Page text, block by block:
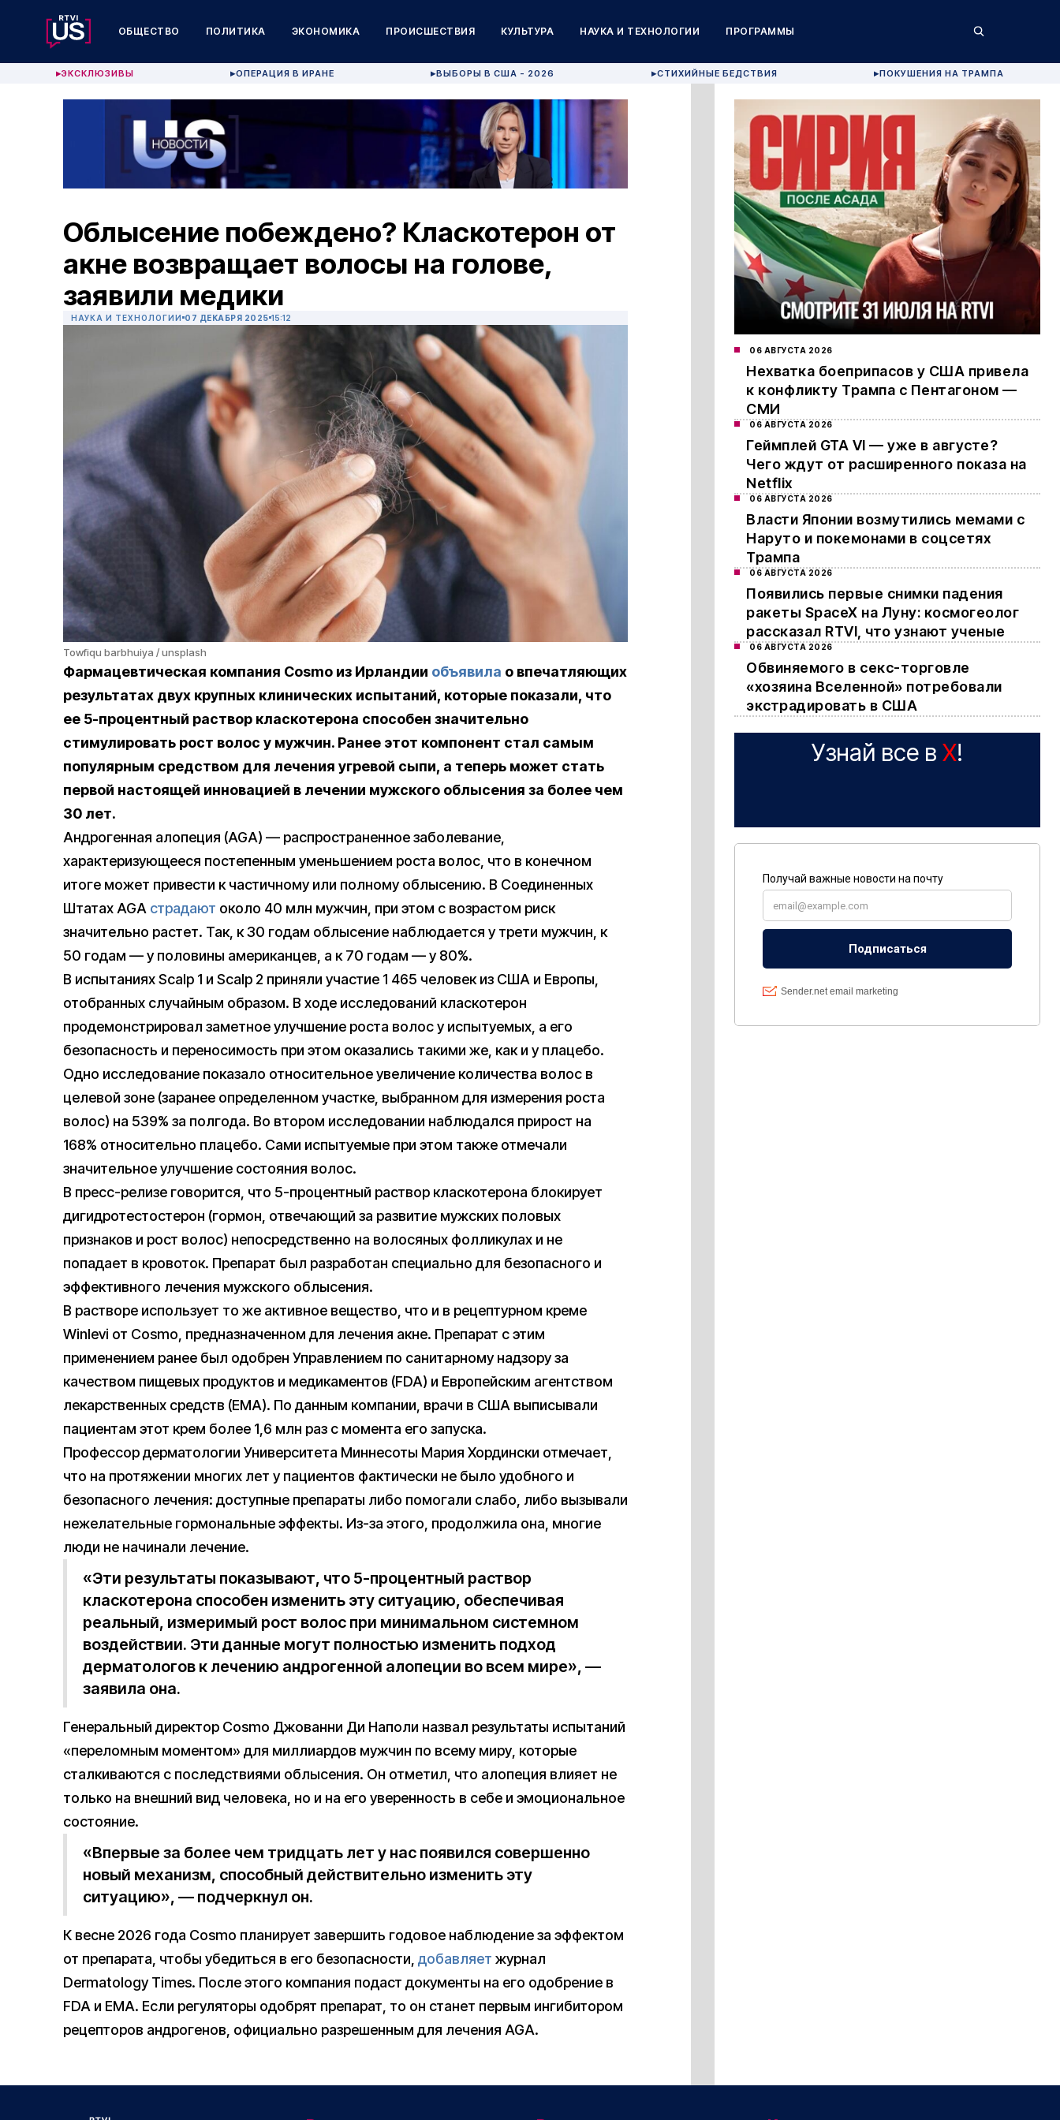
ОБЩЕСТВО ПОЛИТИКА ЭКОНОМИКА ПРОИСШЕСТВИЯ КУЛЬТУРА НАУКА И ТЕХНОЛОГИИ ПРОГРАММЫ
▶ЭКСКЛЮЗИВЫ ▶ОПЕРАЦИЯ В ИРАНЕ ▶ВЫБОРЫ В США - 2026 ▶СТИХИЙНЫЕ БЕДСТВИЯ ▶ПОКУШЕНИЯ НА ТРАМПА
Облысение побеждено? Класкотерон от
акне возвращает волосы на голове,
заявили медики
НАУКА И ТЕХНОЛОГИИ 07 ДЕКАБРЯ 2025 15:12
Towfiqu barbhuiya / unsplash
Фармацевтическая компания Cosmo из Ирландии объявила о впечатляющих
результатах двух крупных клинических испытаний, которые показали, что
ее 5-процентный раствор класкотерона способен значительно
стимулировать рост волос у мужчин. Ранее этот компонент стал самым
популярным средством для лечения угревой сыпи, а теперь может стать
первой настоящей инновацией в лечении мужского облысения за более чем
30 лет.
Андрогенная алопеция (AGA) — распространенное заболевание,
характеризующееся постепенным уменьшением роста волос, что в конечном
итоге может привести к частичному или полному облысению. В Соединенных
Штатах AGA страдают около 40 млн мужчин, при этом с возрастом риск
значительно растет. Так, к 30 годам облысение наблюдается у трети мужчин, к
50 годам — у половины американцев, а к 70 годам — у 80%.
В испытаниях Scalp 1 и Scalp 2 приняли участие 1 465 человек из США и Европы,
отобранных случайным образом. В ходе исследований класкотерон
продемонстрировал заметное улучшение роста волос у испытуемых, а его
безопасность и переносимость при этом оказались такими же, как и у плацебо.
Одно исследование показало относительное увеличение количества волос в
целевой зоне (заранее определенном участке, выбранном для измерения роста
волос) на 539% за полгода. Во втором исследовании наблюдался прирост на
168% относительно плацебо. Сами испытуемые при этом также отмечали
значительное улучшение состояния волос.
В пресс-релизе говорится, что 5-процентный раствор класкотерона блокирует
дигидротестостерон (гормон, отвечающий за развитие мужских половых
признаков и рост волос) непосредственно на волосяных фолликулах и не
попадает в кровоток. Препарат был разработан специально для безопасного и
эффективного лечения мужского облысения.
В растворе использует то же активное вещество, что и в рецептурном креме
Winlevi от Cosmo, предназначенном для лечения акне. Препарат с этим
применением ранее был одобрен Управлением по санитарному надзору за
качеством пищевых продуктов и медикаментов (FDA) и Европейским агентством
лекарственных средств (EMA). По данным компании, врачи в США выписывали
пациентам этот крем более 1,6 млн раз с момента его запуска.
Профессор дерматологии Университета Миннесоты Мария Хордински отмечает,
что на протяжении многих лет у пациентов фактически не было удобного и
безопасного лечения: доступные препараты либо помогали слабо, либо вызывали
нежелательные гормональные эффекты. Из-за этого, продолжила она, многие
люди не начинали лечение.
«Эти результаты показывают, что 5-процентный раствор
класкотерона способен изменить эту ситуацию, обеспечивая
реальный, измеримый рост волос при минимальном системном
воздействии. Эти данные могут полностью изменить подход
дерматологов к лечению андрогенной алопеции во всем мире», —
заявила она.
Генеральный директор Cosmo Джованни Ди Наполи назвал результаты испытаний
«переломным моментом» для миллиардов мужчин по всему миру, которые
сталкиваются с последствиями облысения. Он отметил, что алопеция влияет не
только на внешний вид человека, но и на его уверенность в себе и эмоциональное
состояние.
«Впервые за более чем тридцать лет у нас появился совершенно
новый механизм, способный действительно изменить эту
ситуацию», — подчеркнул он.
К весне 2026 года Cosmo планирует завершить годовое наблюдение за эффектом
от препарата, чтобы убедиться в его безопасности, добавляет журнал
Dermatology Times. После этого компания подаст документы на его одобрение в
FDA и EMA. Если регуляторы одобрят препарат, то он станет первым ингибитором
рецепторов андрогенов, официально разрешенным для лечения AGA.
06 АВГУСТА 2026
Нехватка боеприпасов у США привела
к конфликту Трампа с Пентагоном —
СМИ
06 АВГУСТА 2026
Геймплей GTA VI — уже в августе?
Чего ждут от расширенного показа на
Netflix
06 АВГУСТА 2026
Власти Японии возмутились мемами с
Наруто и покемонами в соцсетях
Трампа
06 АВГУСТА 2026
Появились первые снимки падения
ракеты SpaceX на Луну: космогеолог
рассказал RTVI, что узнают ученые
06 АВГУСТА 2026
Обвиняемого в секс-торговле
«хозяина Вселенной» потребовали
экстрадировать в США
Узнай все в X!